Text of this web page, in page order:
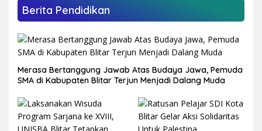
Berita Pendidikan
Merasa Bertanggung Jawab Atas Budaya Jawa, Pemuda
SMA di Kabupaten Blitar Terjun Menjadi Dalang Muda